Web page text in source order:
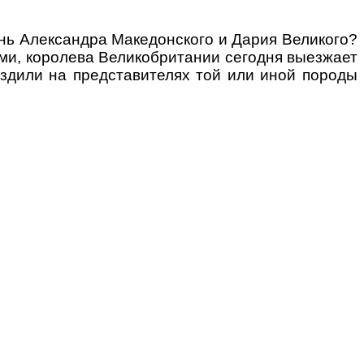
Македонского и Дария Великого?
королева Великобритании сегодня выезжает
на представителях той или иной породы